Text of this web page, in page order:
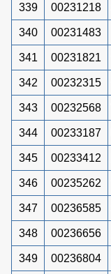
339 00231218
340 00231483
341 00231821
342 00232315
343 00232568
344 00233187
345 00233412
346 00235262
347 00236585
348 00236656
349 00236804